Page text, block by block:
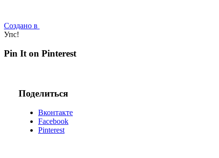
Создано в
Упс!
Pin It on Pinterest
Поделиться
Вконтакте
Facebook
Pinterest